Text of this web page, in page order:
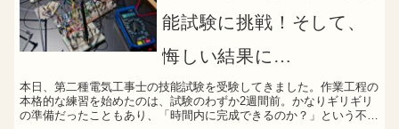
能試験に挑戦！そして、
悔しい結果に…
本日、第二種電気工事士の技能試験を受験してきました。作業工程の
本格的な練習を始めたのは、試験のわずか2週間前。かなりギリギリ
の準備だったこともあり、「時間内に完成できるのか？」という不安